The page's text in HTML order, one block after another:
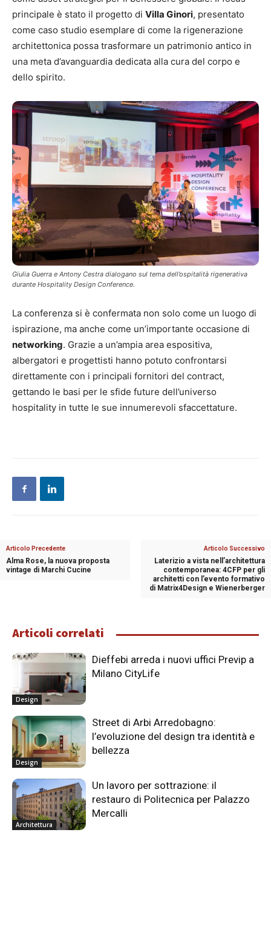
principale è stato il progetto di Villa Ginori, presentato
come caso studio esemplare di come la rigenerazione
architettonica possa trasformare un patrimonio antico in
una meta d’avanguardia dedicata alla cura del corpo e
dello spirito.
Giulia Guerra e Antony Cestra dialogano sul tema dell’ospitalità rigenerativa
durante Hospitality Design Conference.
La conferenza si è confermata non solo come un luogo di
ispirazione, ma anche come un’importante occasione di
networking. Grazie a un’ampia area espositiva,
albergatori e progettisti hanno potuto confrontarsi
direttamente con i principali fornitori del contract,
gettando le basi per le sfide future dell’universo
hospitality in tutte le sue innumerevoli sfaccettature.
Articolo Precedente
Alma Rose, la nuova proposta
vintage di Marchi Cucine
Articolo Successivo
Laterizio a vista nell’architettura
contemporanea: 4CFP per gli
architetti con l’evento formativo
di Matrix4Design e Wienerberger
Articoli correlati
Design
Dieffebi arreda i nuovi uffici Previp a
Milano CityLife
Design
Street di Arbi Arredobagno:
l’evoluzione del design tra identità e
bellezza
Architettura
Un lavoro per sottrazione: il
restauro di Politecnica per Palazzo
Mercalli